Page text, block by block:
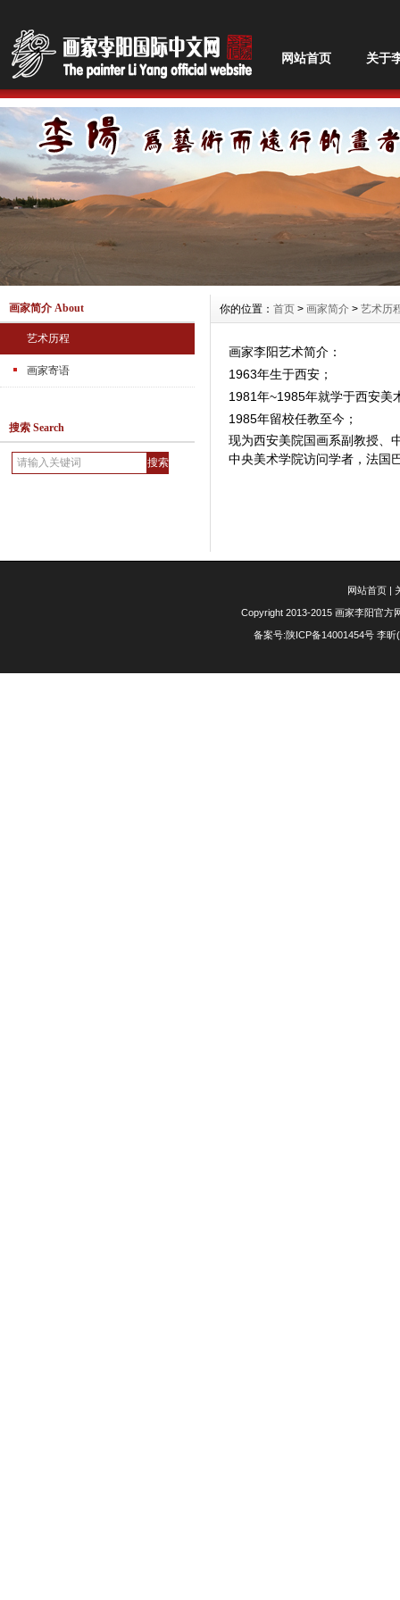
网站首页 关于
画家简介 About
艺术历程
画家寄语
搜索 Search
你的位置： 首页 > 画家简介 > 艺术历
画家李阳艺术简介：
1963年生于西安；
1981年~1985年就学于西安美
1985年留校任教至今；
现为西安美院国画系副教授、
中央美术学院访问学者，法国
网站首页|
Copyright 2013-2015 画家李阳官方
备案号:陕ICP备14001454号 李昕